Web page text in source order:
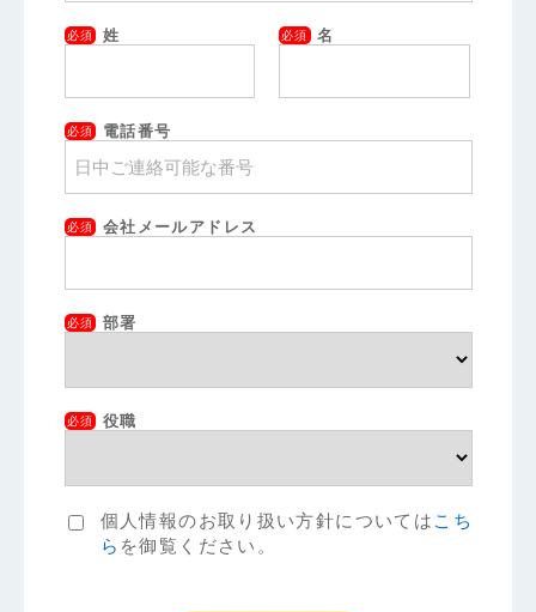
必須 姓 必須 名
必須 電話番号
必須 会社メールアドレス
必須 部署
必須 役職
個人情報のお取り扱い方針については こち
ら を御覧ください。